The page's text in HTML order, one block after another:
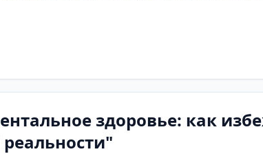
здоровье: как